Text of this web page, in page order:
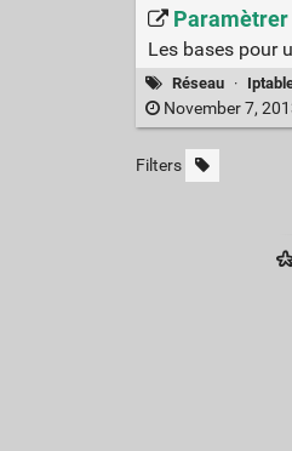
Les bases pour
Réseau ·
November 7,
Filters